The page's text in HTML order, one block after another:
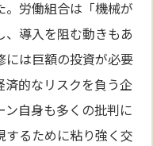
。労働組合は「機械が
導入を阻む動きもあ
には巨額の投資が必要
済的なリスクを負う企
自身も多くの批判に
するために粘り強く交